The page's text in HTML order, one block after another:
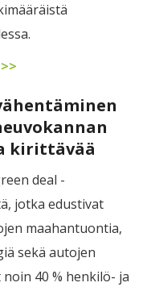
kirittävää
deal -
jotka edustivat
maahantuontia,
sekä autojen
40 % henkilö- ja